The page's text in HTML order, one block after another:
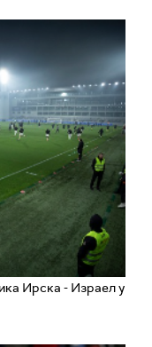
Ирска - Израел у